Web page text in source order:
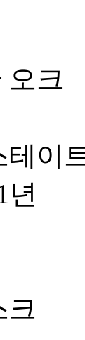
오크
테이
년
크